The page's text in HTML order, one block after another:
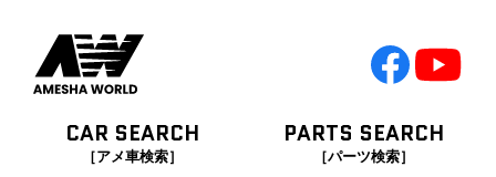
CAR SEARCH
［アメ車検索］
PARTS SEARCH
［パーツ検索］